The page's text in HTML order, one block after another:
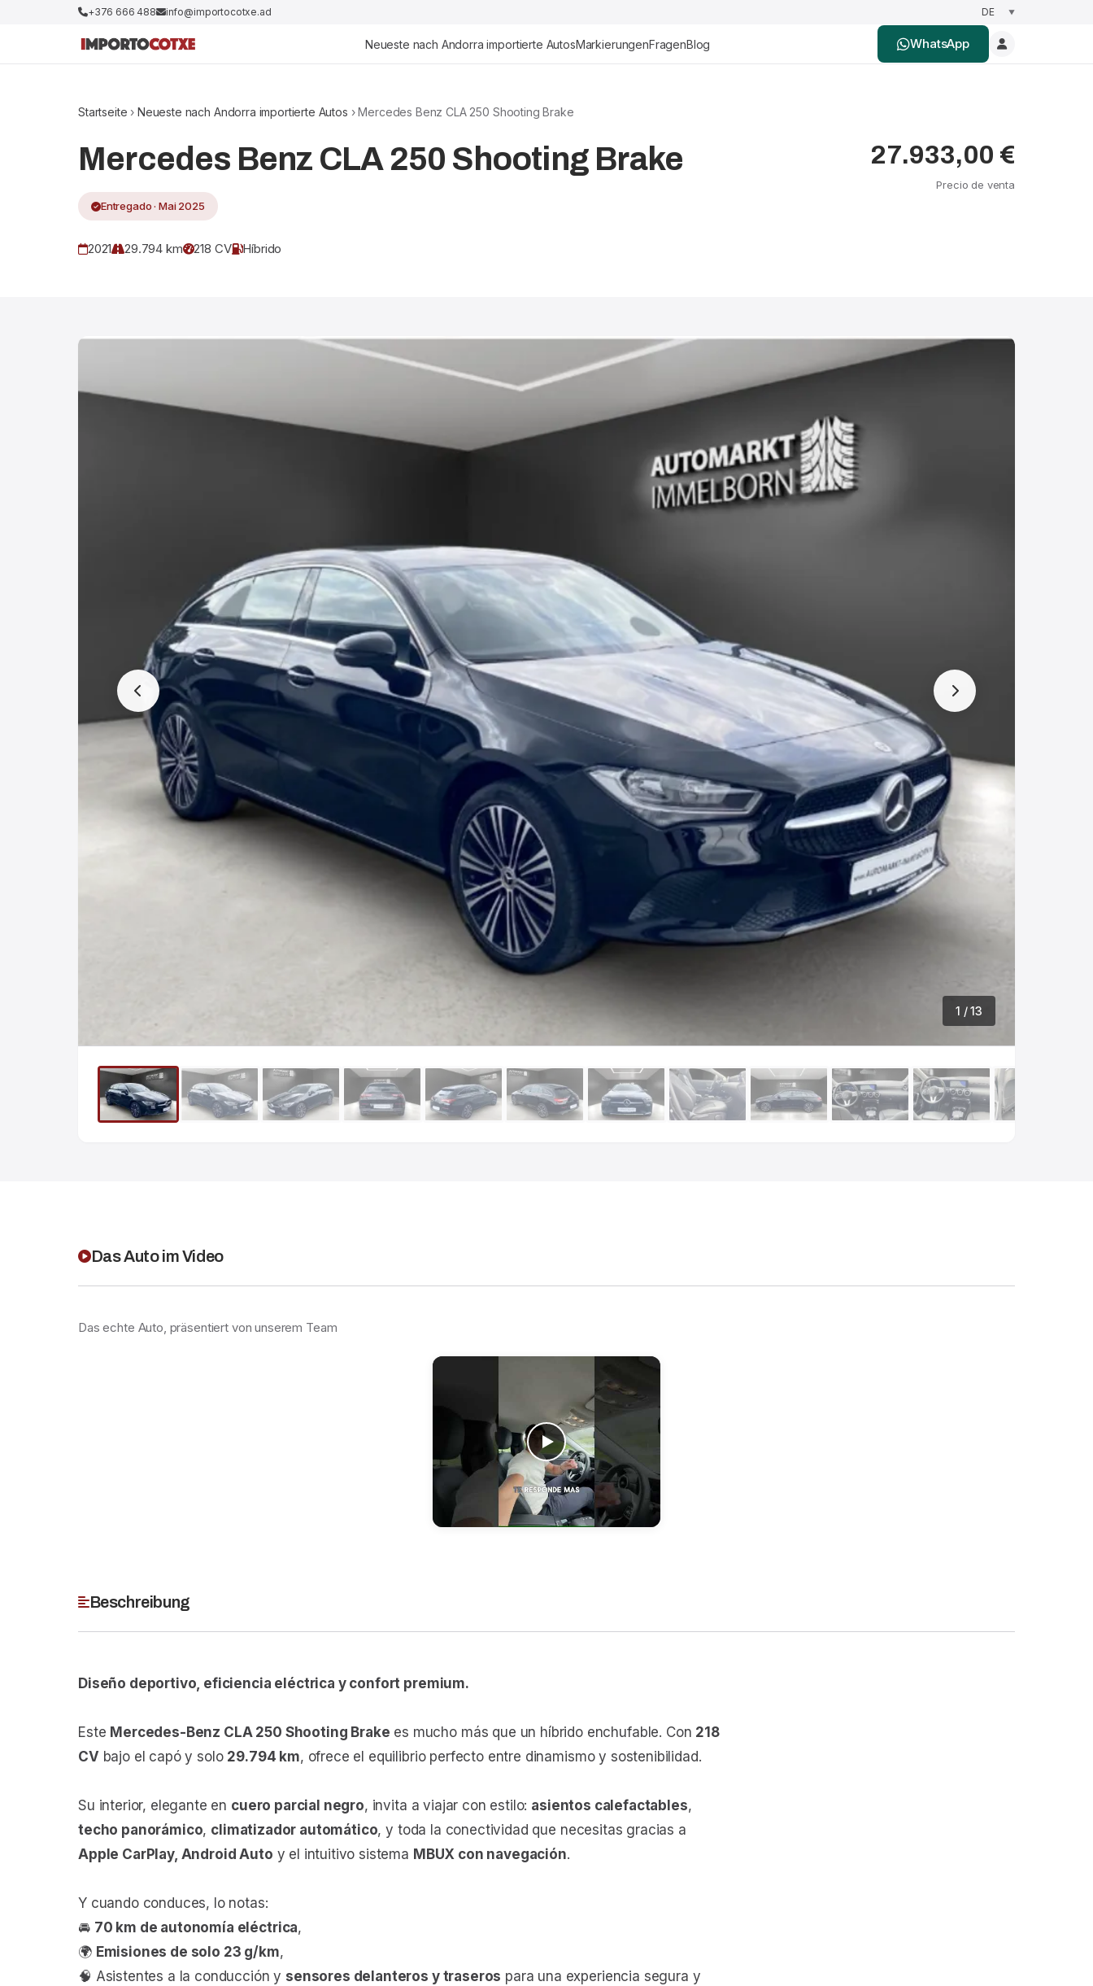
+376 666 488 info@importocotxe.ad
Neueste nach Andorra importierte AutosMarkierungenFragenBlog WhatsApp
Startseite › Neueste nach Andorra importierte Autos › Mercedes Benz CLA 250 Shooting Brake
Mercedes Benz CLA 250 Shooting Brake
Entregado · Mai 2025
2021 29.794 km 218 CV Híbrido
27.933,00 €
Precio de venta
1 / 13
Das Auto im Video
Das echte Auto, präsentiert von unserem Team
Beschreibung
Diseño deportivo, eficiencia eléctrica y confort premium.
Este Mercedes-Benz CLA 250 Shooting Brake es mucho más que un híbrido enchufable. Con 218
CV bajo el capó y solo 29.794 km, ofrece el equilibrio perfecto entre dinamismo y sostenibilidad.
Su interior, elegante en cuero parcial negro, invita a viajar con estilo: asientos calefactables,
techo panorámico, climatizador automático, y toda la conectividad que necesitas gracias a
Apple CarPlay, Android Auto y el intuitivo sistema MBUX con navegación.
Y cuando conduces, lo notas:
🚘 70 km de autonomía eléctrica,
🌍 Emisiones de solo 23 g/km,
🧠 Asistentes a la conducción y sensores delanteros y traseros para una experiencia segura y